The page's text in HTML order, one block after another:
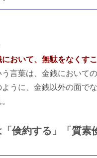
において、無駄をなくす
う言葉は、金銭において
うに、金銭以外の面で
倹約する」「質素